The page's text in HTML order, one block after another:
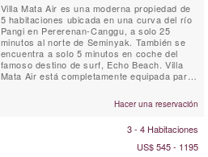
Villa Mata Air es una moderna propiedad de
5 habitaciones ubicada en una curva del río
Pangi en Pererenan-Canggu, a solo 25
minutos al norte de Seminyak. También se
encuentra a solo 5 minutos en coche del
famoso destino de surf, Echo Beach. Villa
Mata Air está completamente equipada para
combinando el estilo abierto balinés con la
comodidad contemporánea occidental. Este
Hacer una reservación
3 - 4 Habitaciones
US$ 545 - 1195